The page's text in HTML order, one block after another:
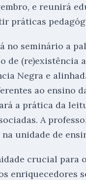
e reunirá
práticas
no seminário a
(re)existência
Negra e
ao ensino
a prática da
A
unidade de
crucial para
enriquecedores